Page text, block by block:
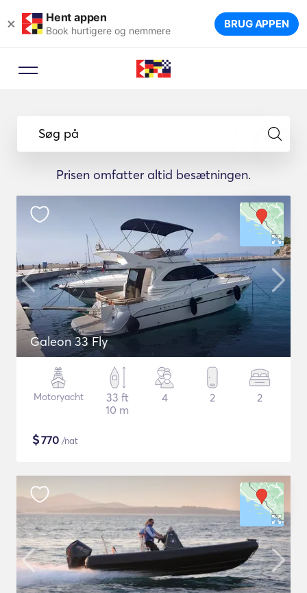
× Hent appen
Book hurtigere og nemmere BRUG APPEN
Søg på
Prisen omfatter altid besætningen.
Galeon 33 Fly
Motoryacht
33 ft
10 m
4 2 2
$770 /nat